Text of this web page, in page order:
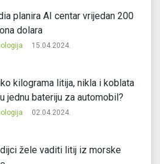
planira AI centar vrijedan 200
dolara
15.04.2024.
kilograma litija, nikla i koblata
jednu bateriju za automobil?
02.04.2024.
žele vaditi litij iz morske